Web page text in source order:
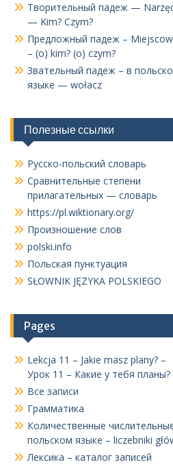
Творительный падеж —
— Kim? Czym?
Предложный падеж –
– (o) kim? (o) czym?
Звательный падеж – в
языке — wołacz
Полезные ссылки
Русско-польский словарь
Сравнительные степени
прилагательных — словарь
https://pl.wiktionary.org/
Произношение слов
polski.info
Польская пунктуация
SŁOWNIK JĘZYKA POLSKIEGO
Pages
Lekcja 11 – Jakie masz plany? –
Урок 11 – Какие у тебя планы?
Все записи
Грамматика
Количественные
польском языке – liczebniki
Лексика – каталог записей